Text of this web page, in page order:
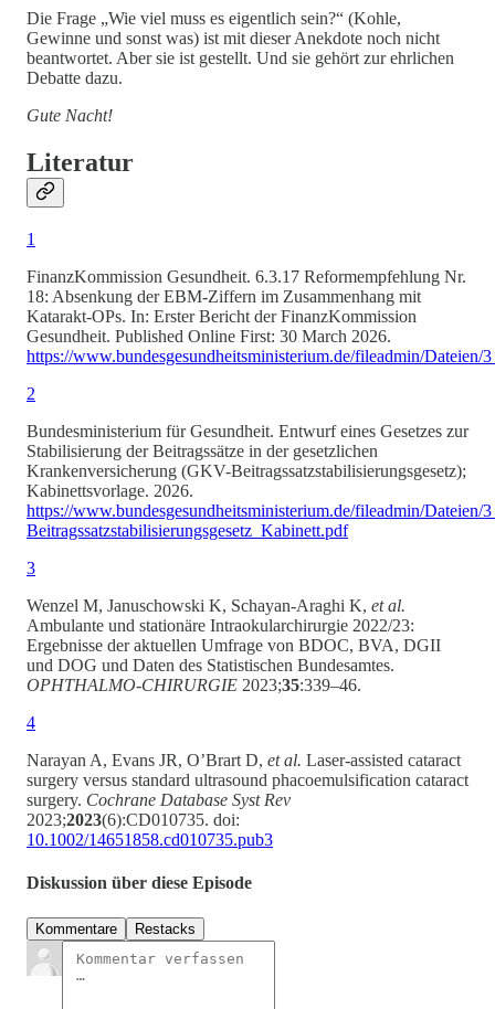
Die Frage „Wie viel muss es eigentlich sein?“ (Kohle,
Gewinne und sonst was) ist mit dieser Anekdote noch nicht
beantwortet. Aber sie ist gestellt. Und sie gehört zur ehrlichen
Debatte dazu.
Gute Nacht!
Literatur
1
FinanzKommission Gesundheit. 6.3.17 Reformempfehlung Nr.
18: Absenkung der EBM-Ziffern im Zusammenhang mit
Katarakt-OPs. In: Erster Bericht der FinanzKommission
Gesundheit. Published Online First: 30 March 2026.
https://www.bundesgesundheitsministerium.de/fileadmin/
2
Bundesministerium für Gesundheit. Entwurf eines Gesetzes zur
Stabilisierung der Beitragssätze in der gesetzlichen
Krankenversicherung (GKV-Beitragssatzstabilisierungsgesetz);
Kabinettsvorlage. 2026.
https://www.bundesgesundheitsministerium.de/fileadmin/
Beitragssatzstabilisierungsgesetz_Kabinett.pdf
3
Wenzel M, Januschowski K, Schayan-Araghi K, et al.
Ambulante und stationäre Intraokularchirurgie 2022/23:
Ergebnisse der aktuellen Umfrage von BDOC, BVA, DGII
und DOG und Daten des Statistischen Bundesamtes.
OPHTHALMO-CHIRURGIE 2023;35:339–46.
4
Narayan A, Evans JR, O’Brart D, et al. Laser‐assisted cataract
surgery versus standard ultrasound phacoemulsification cataract
surgery. Cochrane Database Syst Rev
2023;2023(6):CD010735. doi:
10.1002/14651858.cd010735.pub3
Diskussion über diese Episode
Kommentare Restacks